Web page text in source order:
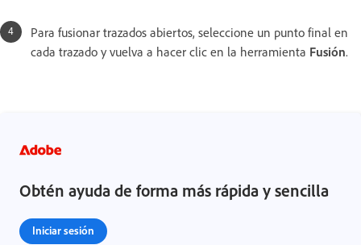
Para fusionar trazados abiertos, seleccione un punto final en
cada trazado y vuelva a hacer clic en la herramienta Fusión.
Obtén ayuda de forma más rápida y sencilla
Iniciar sesión